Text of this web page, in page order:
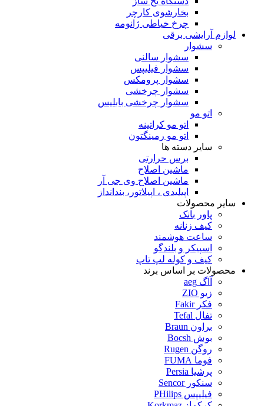
بخارشوی کارچر
چرخ خیاطی ژانومه
لوازم آرایشی برقی
سشوار
سشوار سالنی
سشوار فیلیپس
سشوار پرومکس
سشوار چرخشی
سشوار چرخشی بابلیس
اتو مو
اتو مو کراتینه
اتو مو رمینگتون
سایر دسته ها
برس حرارتی
ماشین اصلاح
ماشین اصلاح وی جی آر
اپیلیدی ، اپیلاتور، بندانداز
سایر محصولات
پاور بانک
کیف زنانه
ساعت هوشمند
اسپیکر و بلندگو
کیف و کوله لپ تاپ
محصولات بر اساس برند
آاگ aeg
زیو ZIO
فکر Fakir
تفال Tefal
براون Braun
بوش Bocsh
روگن Rugen
فوما FUMA
پرشیا Persia
سنکور Sencor
فیلیپس PHilips